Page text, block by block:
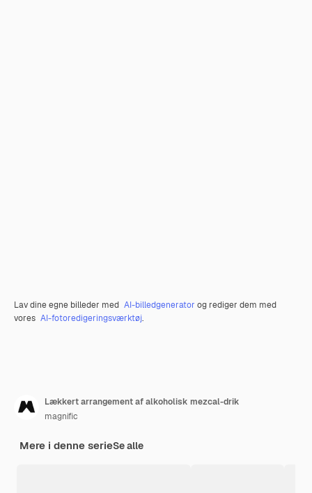
Lav dine egne billeder med AI-billedgenerator og rediger dem med
vores AI-fotoredigeringsværktøj.
Lækkert arrangement af alkoholisk mezcal-drik
magnific
Mere i denne serieSe alle